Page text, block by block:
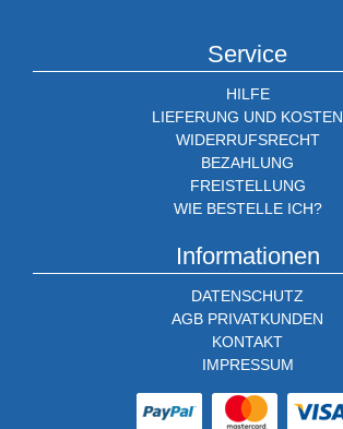
Service
HILFE
LIEFERUNG UND KOSTEN
WIDERRUFSRECHT
BEZAHLUNG
FREISTELLUNG
WIE BESTELLE ICH?
Informationen
DATENSCHUTZ
AGB PRIVATKUNDEN
KONTAKT
IMPRESSUM